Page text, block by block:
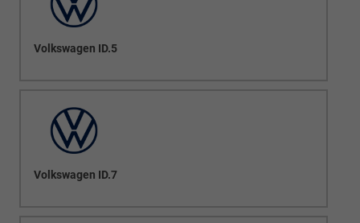
Volkswagen ID.5
Volkswagen ID.7